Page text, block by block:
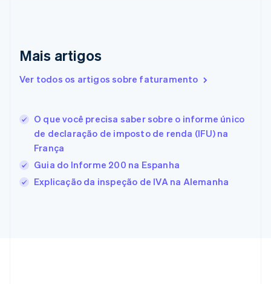
Mais artigos
Ver todos os artigos sobre faturamento
O que você precisa saber sobre o informe único
de declaração de imposto de renda (IFU) na
França
Guia do Informe 200 na Espanha
Explicação da inspeção de IVA na Alemanha
EnglishItaliano
Español English
Estônia
English
Finlândia
EnglishSvenska
França
Gibraltar